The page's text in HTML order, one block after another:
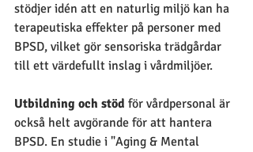
stödjer idén att en naturlig miljö kan ha
terapeutiska effekter på personer med
BPSD, vilket gör sensoriska trädgårdar
till ett värdefullt inslag i vårdmiljöer.
Utbildning och stöd för vårdpersonal är
också helt avgörande för att hantera
BPSD. En studie i "Aging & Mental